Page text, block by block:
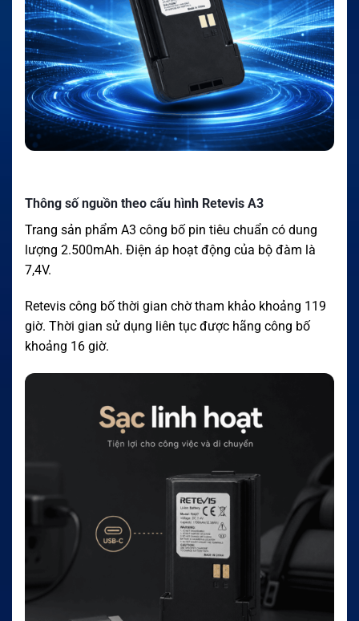
Thông số nguồn theo cấu hình Retevis A3
Trang sản phẩm A3 công bố pin tiêu chuẩn có dung
lượng 2.500mAh. Điện áp hoạt động của bộ đàm là
7,4V.
Retevis công bố thời gian chờ tham khảo khoảng 119
giờ. Thời gian sử dụng liên tục được hãng công bố
khoảng 16 giờ.